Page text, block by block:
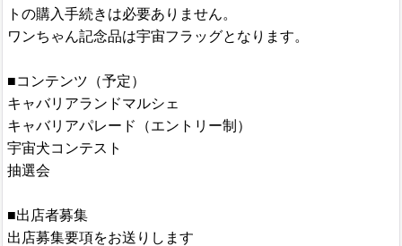
トの購入手続きは必要ありません。
ワンちゃん記念品は宇宙フラッグとなります。
■コンテンツ（予定）
キャバリアランドマルシェ
キャバリアパレード（エントリー制）
宇宙犬コンテスト
抽選会
■出店者募集
出店募集要項をお送りします